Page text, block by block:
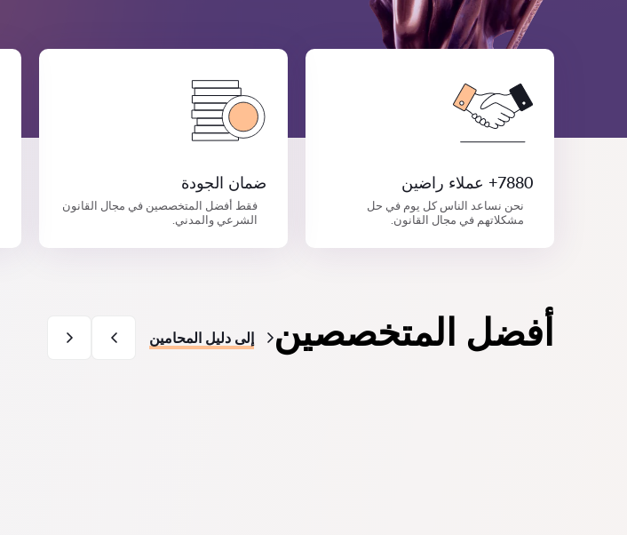
7880+ عملاء راضين
نحن نساعد الناس كل يوم في حل
مشكلاتهم في مجال القانون.
ضمان الجودة
فقط أفضل المتخصصين في مجال القانون
الشرعي والمدني.
أفضل المتخصصين إلى دليل المحامين